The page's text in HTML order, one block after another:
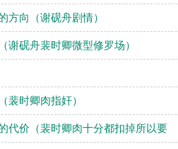
方向（谢砚舟剧情）
谢砚舟裴时卿微型修罗场）
裴时卿肉指奸）
代价（裴时卿肉十分都扣掉所以要